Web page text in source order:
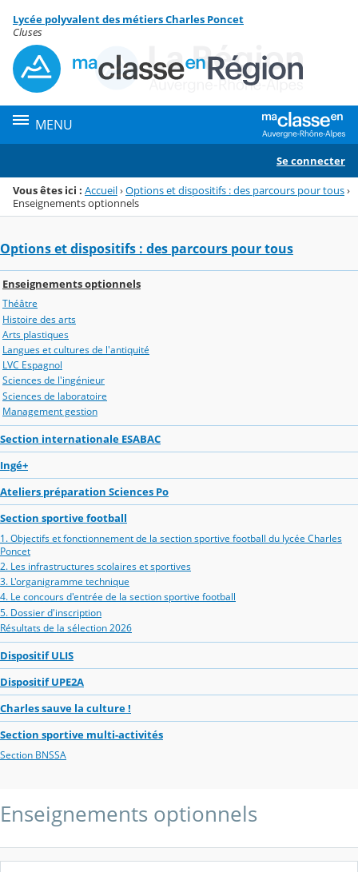
Menu de la rubrique
Contenu
Lycée polyvalent des métiers Charles Poncet
Cluses
MENU
Se connecter
Vous êtes ici : Accueil›Options et dispositifs : des parcours pour tous›
Enseignements optionnels
Options et dispositifs : des parcours pour tous
Enseignements optionnels
Théâtre
Histoire des arts
Arts plastiques
Langues et cultures de l'antiquité
LVC Espagnol
Sciences de l'ingénieur
Sciences de laboratoire
Management gestion
Section internationale ESABAC
Ingé+
Ateliers préparation Sciences Po
Section sportive football
1. Objectifs et fonctionnement de la section sportive football du lycée Charles
Poncet
2. Les infrastructures scolaires et sportives
3. L'organigramme technique
4. Le concours d'entrée de la section sportive football
5. Dossier d'inscription
Résultats de la sélection 2026
Dispositif ULIS
Dispositif UPE2A
Charles sauve la culture !
Section sportive multi-activités
Section BNSSA
Enseignements optionnels